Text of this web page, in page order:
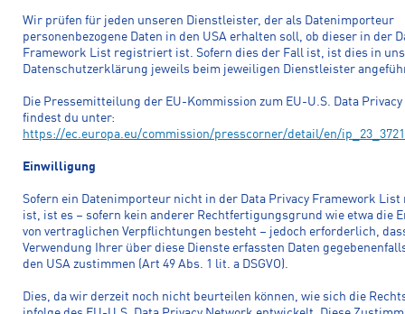
Wir prüfen für jeden unseren Dienstleister, der als Datenimporteur
personenbezogene Daten in den USA erhalten soll, ob dieser in der
Framework List registriert ist. Sofern dies der Fall ist, ist dies in
Datenschutzerklärung jeweils beim jeweiligen Dienstleister
Die Pressemitteilung der EU-Kommission zum EU-U.S. Data
findest du unter:
https://ec.europa.eu/commission/presscorner/detail/en/ip_23_3721
Einwilligung
Sofern ein Datenimporteur nicht in der Data Privacy Framework
ist, ist es – sofern kein anderer Rechtfertigungsgrund wie etwa die
von vertraglichen Verpflichtungen besteht – jedoch erforderlich,
Verwendung Ihrer über diese Dienste erfassten Daten
den USA zustimmen (Art 49 Abs. 1 lit. a DSGVO).
Dies, da wir derzeit noch nicht beurteilen können, wie sich die